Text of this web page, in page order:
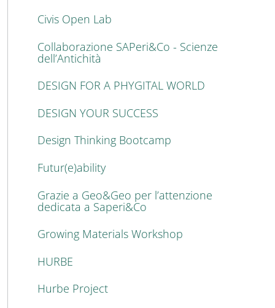
Civis Open Lab
Collaborazione SAPeri&Co - Scienze
dell’Antichità
DESIGN FOR A PHYGITAL WORLD
DESIGN YOUR SUCCESS
Design Thinking Bootcamp
Futur(e)ability
Grazie a Geo&Geo per l’attenzione
dedicata a Saperi&Co
Growing Materials Workshop
HURBE
Hurbe Project